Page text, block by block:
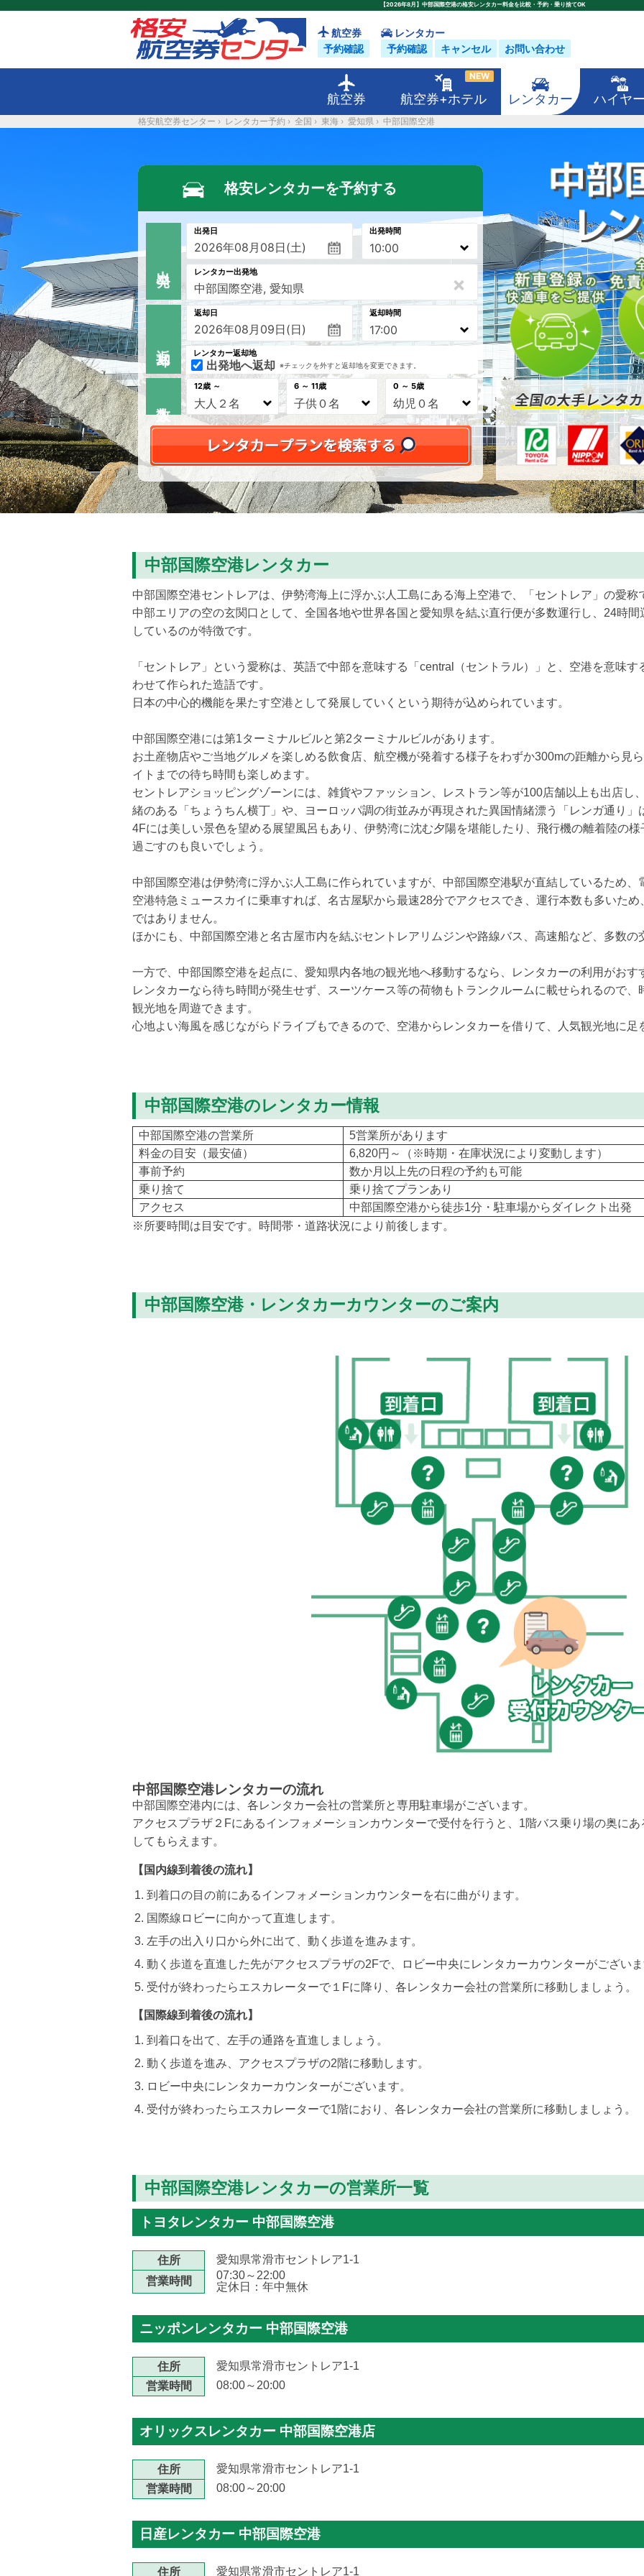
【2026年8月】中部国際空港の格安レンタカー料金を比較・予約・乗り捨てOK
航空券
予約確認
レンタカー
予約確認
キャンセル お問い合わせ
航空券 航空券+ホテル
NEW
レンタカー ハイヤ
格安航空券センター › レンタカー予約 › 全国 › 東海 › 愛知県 › 中部国際空港
格安レンタカーを予約する
出発日 出発時間
レンタカー出発地 ×
返却日 返却時間
レンタカー返却地
出発地へ返却 ※チェックを外すと返却地を変更できます。
12歳 ～ 6 ～ 11歳 0 ～ 5歳
中部国際空港レンタカー
中部国際空港セントレアは、伊勢湾海上に浮かぶ人工島にある海上空港で、「セントレア」の愛称
中部エリアの空の玄関口として、全国各地や世界各国と愛知県を結ぶ直行便が多数運行し、24時
しているのが特徴です。
「セントレア」という愛称は、英語で中部を意味する「central（セントラル）」と、空港を意味
わせて作られた造語です。
日本の中心的機能を果たす空港として発展していくという期待が込められています。
中部国際空港には第1ターミナルビルと第2ターミナルビルがあります。
お土産物店やご当地グルメを楽しめる飲食店、航空機が発着する様子をわずか300mの距離から見
イトまでの待ち時間も楽しめます。
セントレアショッピングゾーンには、雑貨やファッション、レストラン等が100店舗以上も出店し
緒のある「ちょうちん横丁」や、ヨーロッパ調の街並みが再現された異国情緒漂う「レンガ通り
4Fには美しい景色を望める展望風呂もあり、伊勢湾に沈む夕陽を堪能したり、飛行機の離着陸の
過ごすのも良いでしょう。
中部国際空港は伊勢湾に浮かぶ人工島に作られていますが、中部国際空港駅が直結しているため、
空港特急ミュースカイに乗車すれば、名古屋駅から最速28分でアクセスでき、運行本数も多いた
ではありません。
ほかにも、中部国際空港と名古屋市内を結ぶセントレアリムジンや路線バス、高速船など、多数の
一方で、中部国際空港を起点に、愛知県内各地の観光地へ移動するなら、レンタカーの利用がおす
レンタカーなら待ち時間が発生せず、スーツケース等の荷物もトランクルームに載せられるので
観光地を周遊できます。
心地よい海風を感じながらドライブもできるので、空港からレンタカーを借りて、人気観光地に
中部国際空港のレンタカー情報
中部国際空港の営業所
5営業所があります
料金の目安（最安値）
6,820円～（※時期・在庫状況により変動します）
事前予約
数か月以上先の日程の予約も可能
乗り捨て
乗り捨てプランあり
アクセス
中部国際空港から徒歩1分・駐車場からダイレクト出発
※所要時間は目安です。時間帯・道路状況により前後します。
中部国際空港・レンタカーカウンターのご案内
中部国際空港レンタカーの流れ
中部国際空港内には、各レンタカー会社の営業所と専用駐車場がございます。
アクセスプラザ２Fにあるインフォメーションカウンターで受付を行うと、1階バス乗り場の奥に
してもらえます。
【国内線到着後の流れ】
到着口の目の前にあるインフォメーションカウンターを右に曲がります。
国際線ロビーに向かって直進します。
左手の出入り口から外に出て、動く歩道を進みます。
動く歩道を直進した先がアクセスプラザの2Fで、ロビー中央にレンタカーカウンターがござい
受付が終わったらエスカレーターで１Fに降り、各レンタカー会社の営業所に移動しましょう。
【国際線到着後の流れ】
到着口を出て、左手の通路を直進しましょう。
動く歩道を進み、アクセスプラザの2階に移動します。
ロビー中央にレンタカーカウンターがございます。
受付が終わったらエスカレーターで1階におり、各レンタカー会社の営業所に移動しましょう。
中部国際空港レンタカーの営業所一覧
トヨタレンタカー 中部国際空港
住所
愛知県常滑市セントレア1-1
営業時間
07:30～22:00
定休日：年中無休
ニッポンレンタカー 中部国際空港
住所
愛知県常滑市セントレア1-1
営業時間
08:00～20:00
オリックスレンタカー 中部国際空港店
住所
愛知県常滑市セントレア1-1
営業時間
08:00～20:00
日産レンタカー 中部国際空港
住所 愛知県常滑市セントレア1-1